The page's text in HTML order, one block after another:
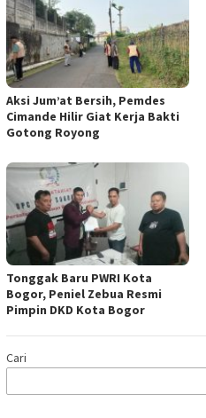
Aksi Jum’at Bersih, Pemdes
Cimande Hilir Giat Kerja Bakti
Gotong Royong
Tonggak Baru PWRI Kota
Bogor, Peniel Zebua Resmi
Pimpin DKD Kota Bogor
Cari